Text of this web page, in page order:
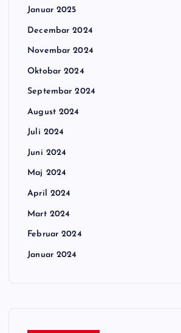
Januar 2025
Decembar 2024
Novembar 2024
Oktobar 2024
Septembar 2024
August 2024
Juli 2024
Juni 2024
Maj 2024
April 2024
Mart 2024
Februar 2024
Januar 2024